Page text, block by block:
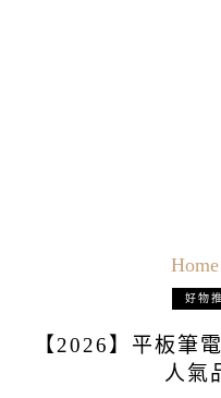
Home
好物
【2026】平板筆
人氣